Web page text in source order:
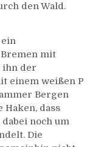
den Wald.
mit
ihn der
einem weißen P
Bergen
Haken, dass
noch um
Die